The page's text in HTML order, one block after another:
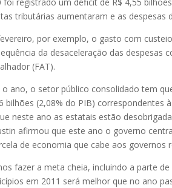
tributárias aumentaram e as despesas
por exemplo, o gasto com
da desaceleração das despesas
(FAT).
o ano, o setor público consolidado tem
bilhões (2,08% do PIB) correspondentes
neste ano as estatais estão
afirmou que este ano o governo
de economia que cabe aos governos
fazer a meta cheia, incluindo a parte
em 2011 será melhor que no ano